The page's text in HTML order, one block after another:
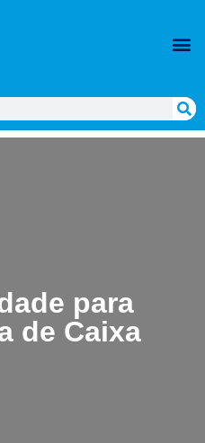
para
de Caixa